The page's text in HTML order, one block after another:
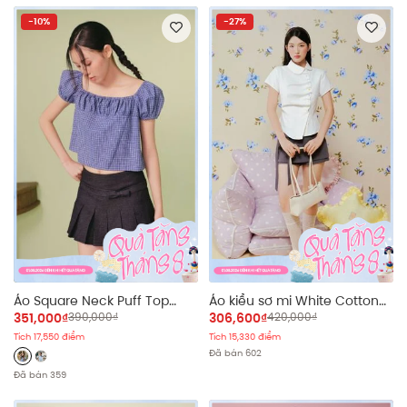
-10%
Áo Square Neck Puff Top
nhiều màu
351,000₫390,000₫
Tích 17,550 điểm
Đã bán 359
-27%
Áo kiểu sơ mi White Cotton
Buttoned Collar Top
306,600₫420,000₫
Tích 15,330 điểm
Đã bán 602